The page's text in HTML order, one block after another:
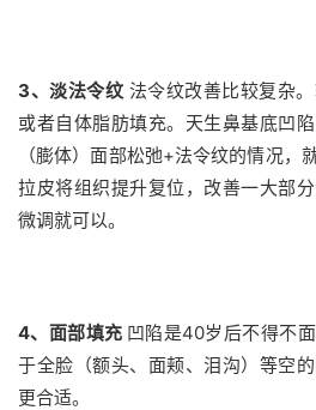
3、淡法令纹 法令纹改善比较复杂
或者自体脂肪填充。天生鼻基底凹
（膨体）面部松弛+法令纹的情况，
拉皮将组织提升复位，改善一大部
微调就可以。
4、面部填充 凹陷是40岁后不得不
于全脸（额头、面颊、泪沟）等空
更合适。